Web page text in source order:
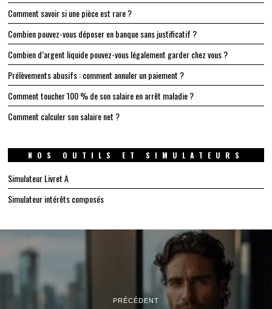
Comment savoir si une pièce est rare ?
Combien pouvez-vous déposer en banque sans justificatif ?
Combien d’argent liquide pouvez-vous légalement garder chez vous ?
Prélèvements abusifs : comment annuler un paiement ?
Comment toucher 100 % de son salaire en arrêt maladie ?
Comment calculer son salaire net ?
NOS OUTILS ET SIMULATEURS
Simulateur Livret A
Simulateur intérêts composés
PRÉCÉDENT